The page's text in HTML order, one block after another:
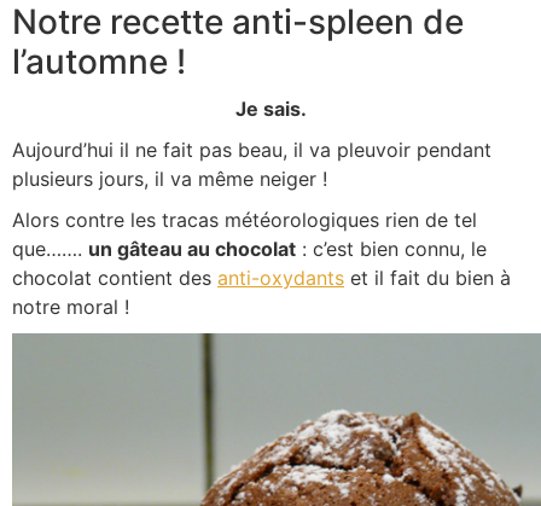
Notre recette anti-spleen de
l’automne !
Je sais.
Aujourd’hui il ne fait pas beau, il va pleuvoir pendant
plusieurs jours, il va même neiger !
Alors contre les tracas météorologiques rien de tel
que……. un gâteau au chocolat : c’est bien connu, le
chocolat contient des anti-oxydants et il fait du bien à
notre moral !